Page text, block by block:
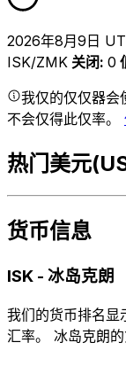
2026年8月9日
ISK/ZMK 关闭: 0
我仅的仅仅器会
不会仅得此仅率。
热门美元
货币信息
ISK - 冰岛克朗
我们的货币排名
汇率。 冰岛克朗